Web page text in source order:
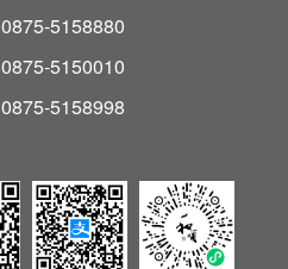
0875-5158880
0875-5150010
0875-5158998